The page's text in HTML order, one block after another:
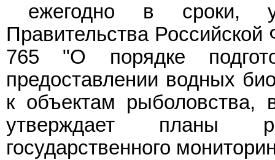
ежегодно в сроки,
Правительства Российской
765 "О порядке
предоставлении водных
к объектам рыболовства,
утверждает планы
государственного